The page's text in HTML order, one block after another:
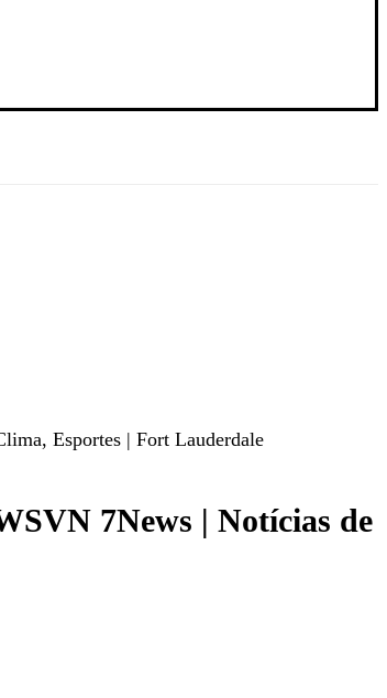
Esportes | Fort Lauderdale
7News | Notícias de